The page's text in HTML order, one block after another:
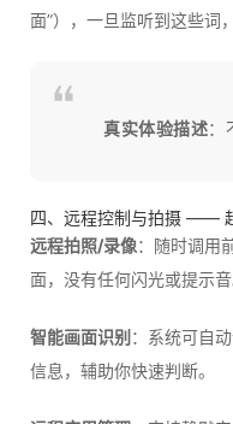
面”），一旦监听到这些词
真实体验描述：
四、远程控制与拍摄 ——
远程拍照/录像：随时调用
面，没有任何闪光或提示音
智能画面识别 ：系统可自
信息，辅助你快速判断。